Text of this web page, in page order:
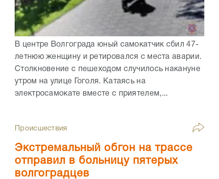
В центре Волгограда юный самокатчик сбил 47-
летнюю женщину и ретировался с места аварии.
Столкновение с пешеходом случилось накануне
утром на улице Гоголя. Катаясь на
электросамокате вместе с приятелем,...
Происшествия
Экстремальный обгон на трассе
отправил в больницу пятерых
волгоградцев